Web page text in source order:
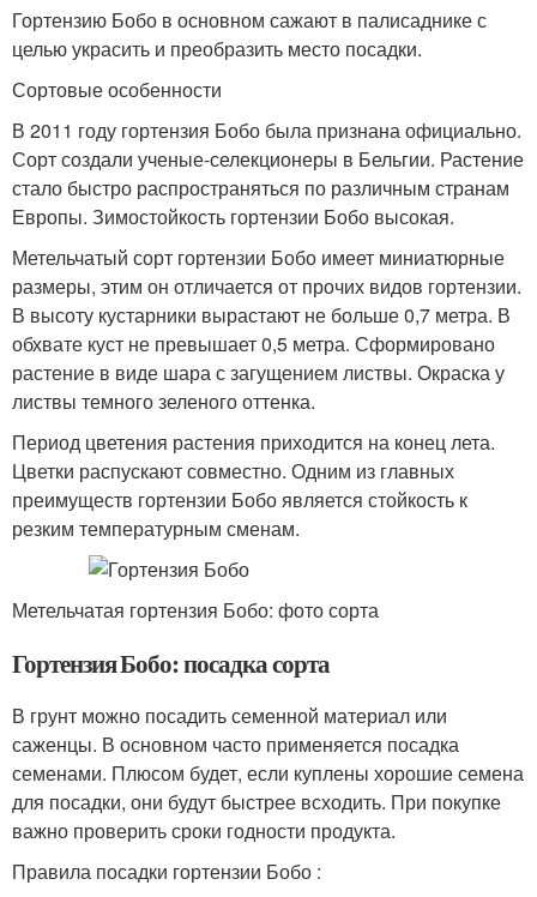
Гортензию Бобо в основном сажают в палисаднике с
целью украсить и преобразить место посадки.
Сортовые особенности
В 2011 году гортензия Бобо была признана официально.
Сорт создали ученые-селекционеры в Бельгии. Растение
стало быстро распространяться по различным странам
Европы. Зимостойкость гортензии Бобо высокая.
Метельчатый сорт гортензии Бобо имеет миниатюрные
размеры, этим он отличается от прочих видов гортензии.
В высоту кустарники вырастают не больше 0,7 метра. В
обхвате куст не превышает 0,5 метра. Сформировано
растение в виде шара с загущением листвы. Окраска у
листвы темного зеленого оттенка.
Период цветения растения приходится на конец лета.
Цветки распускают совместно. Одним из главных
преимуществ гортензии Бобо является стойкость к
резким температурным сменам.
Метельчатая гортензия Бобо: фото сорта
Гортензия Бобо: посадка сорта
В грунт можно посадить семенной материал или
саженцы. В основном часто применяется посадка
семенами. Плюсом будет, если куплены хорошие семена
для посадки, они будут быстрее всходить. При покупке
важно проверить сроки годности продукта.
Правила посадки гортензии Бобо :